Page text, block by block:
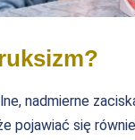
nadmierne
pojawiać się